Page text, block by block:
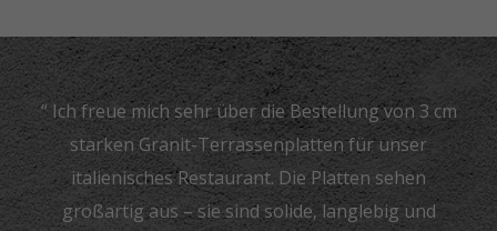
“ Ich freue mich sehr über die Bestellung von 3 cm
starken Granit-Terrassenplatten für unser
italienisches Restaurant. Die Platten sehen
großartig aus – sie sind solide, langlebig und